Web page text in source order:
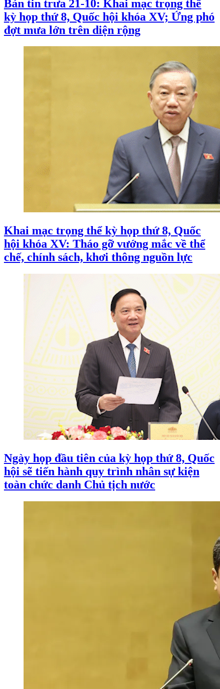
Bản tin trưa 21-10: Khai mạc trọng thể
kỳ họp thứ 8, Quốc hội khóa XV; Ứng phó
đợt mưa lớn trên diện rộng
Khai mạc trọng thể kỳ họp thứ 8, Quốc
hội khóa XV: Tháo gỡ vướng mắc về thể
chế, chính sách, khơi thông nguồn lực
Ngày họp đầu tiên của kỳ họp thứ 8, Quốc
hội sẽ tiến hành quy trình nhân sự kiện
toàn chức danh Chủ tịch nước